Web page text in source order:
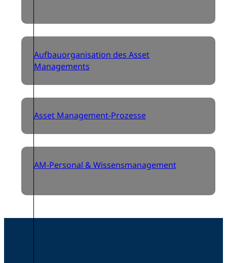
Aufbauorganisation des Asset
Managements
Asset Management-Prozesse
AM-Personal & Wissensmanagement